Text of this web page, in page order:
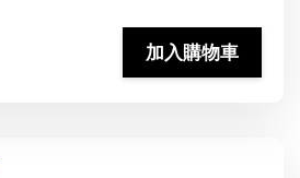
加入購物車